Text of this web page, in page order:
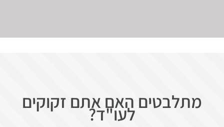
מתלבטים האם אתם זקוקים
לעו"ד?